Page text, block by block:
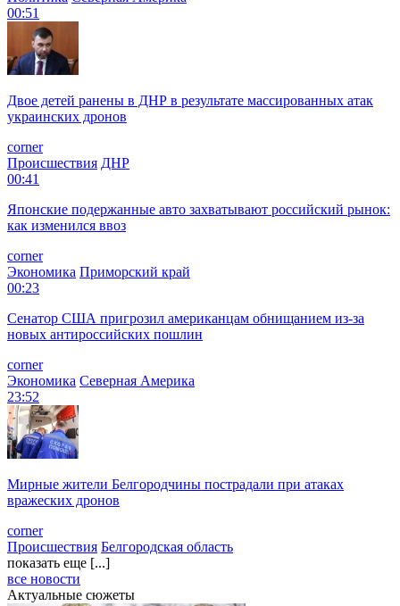
00:51
Двое детей ранены в ДНР в результате массированных атак
украинских дронов
corner
Происшествия ДНР
00:41
Японские подержанные авто захватывают российский рынок:
как изменился ввоз
corner
Экономика Приморский край
00:23
Сенатор США пригрозил американцам обнищанием из-за
новых антироссийских пошлин
corner
Экономика Северная Америка
23:52
Мирные жители Белгородчины пострадали при атаках
вражеских дронов
corner
Происшествия Белгородская область
показать еще [...]
все новости
Актуальные сюжеты